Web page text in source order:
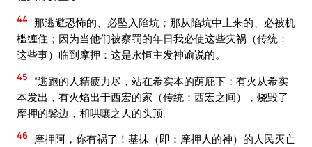
44 那逃避恐怖的、必坠入陷坑；那从陷坑中上来的、必被机
槛缠住；因为当他们被察罚的年日我必使这些灾祸（传统：
这些事）临到摩押：这是永恒主发神谕说的。
45
“逃跑的人精疲力尽，站在希实本的荫庇下；有火从希实
本发出，有火焰出于西宏的家（传统：西宏之间），烧毁了
摩押的鬓边，和哄嚷之人的头顶。
46 摩押阿，你有祸了！基抹（即：摩押人的神）的人民灭亡